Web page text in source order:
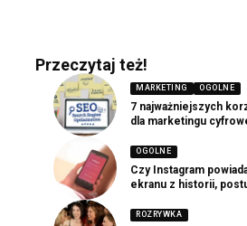
Przeczytaj też!
MARKETING OGOLNE
7 najważniejszych
dla marketingu
OGOLNE
Czy Instagram
ekranu z historii,
ROZRYWKA